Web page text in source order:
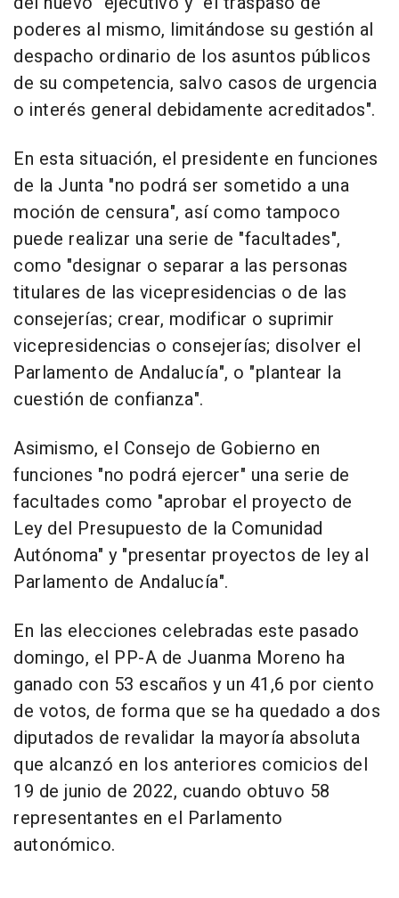
poderes al mismo, limitándose su gestión al
despacho ordinario de los asuntos públicos
de su competencia, salvo casos de urgencia
o interés general debidamente acreditados".
En esta situación, el presidente en funciones
de la Junta "no podrá ser sometido a una
moción de censura", así como tampoco
puede realizar una serie de "facultades",
como "designar o separar a las personas
titulares de las vicepresidencias o de las
consejerías; crear, modificar o suprimir
vicepresidencias o consejerías; disolver el
Parlamento de Andalucía", o "plantear la
cuestión de confianza".
Asimismo, el Consejo de Gobierno en
funciones "no podrá ejercer" una serie de
facultades como "aprobar el proyecto de
Ley del Presupuesto de la Comunidad
Autónoma" y "presentar proyectos de ley al
Parlamento de Andalucía".
En las elecciones celebradas este pasado
domingo, el PP-A de Juanma Moreno ha
ganado con 53 escaños y un 41,6 por ciento
de votos, de forma que se ha quedado a dos
diputados de revalidar la mayoría absoluta
que alcanzó en los anteriores comicios del
19 de junio de 2022, cuando obtuvo 58
representantes en el Parlamento
autonómico.